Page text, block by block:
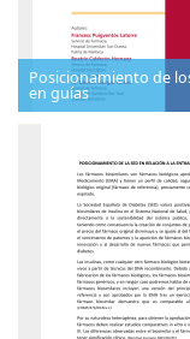
Posicionamiento de
en guías